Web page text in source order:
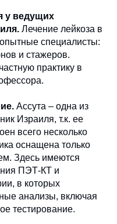
у ведущих
Лечение лейкоза в
специалисты:
и стажеров.
практику в
Ассута – одна из
Израиля, т.к. ее
всего несколько
оснащена только
Здесь имеются
ПЭТ-КТ и
в которых
анализы, включая
тестирование.